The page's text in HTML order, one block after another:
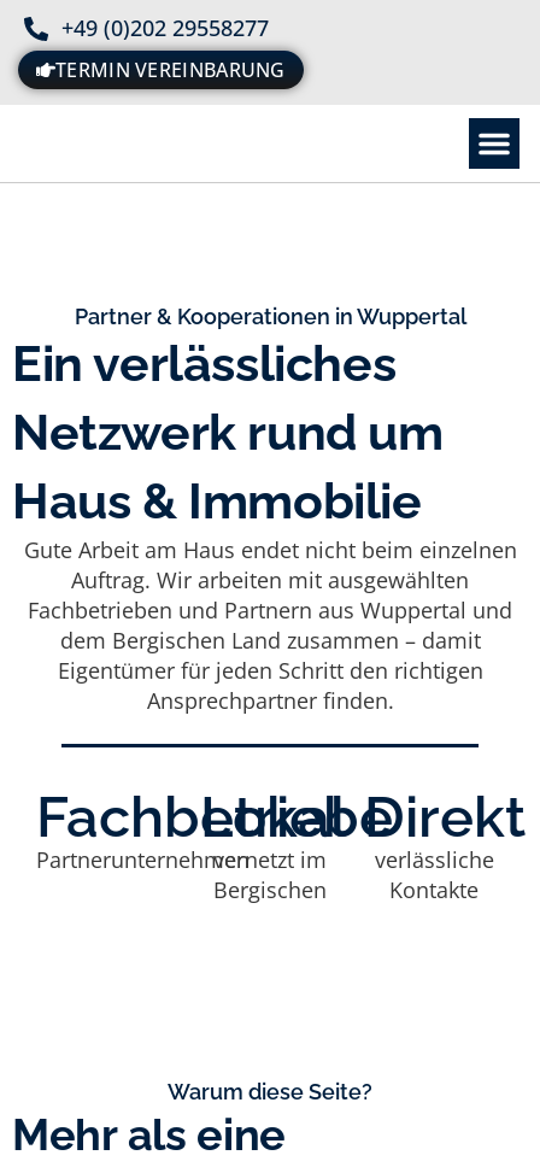
+49 (0)202 29558277
TERMIN VEREINBARUNG
Partner & Kooperationen in Wuppertal
Ein verlässliches
Netzwerk rund um
Haus & Immobilie
Gute Arbeit am Haus endet nicht beim einzelnen
Auftrag. Wir arbeiten mit ausgewählten
Fachbetrieben und Partnern aus Wuppertal und
dem Bergischen Land zusammen – damit
Eigentümer für jeden Schritt den richtigen
Ansprechpartner finden.
Fachbetriebe
Partnerunternehmen
Lokal
vernetzt im
Bergischen
Direkt
verlässliche
Kontakte
Warum diese Seite?
Mehr als eine